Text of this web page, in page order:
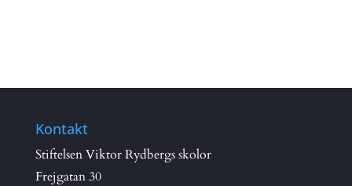
Kontakt
Stiftelsen Viktor Rydbergs skolor
Frejgatan 30